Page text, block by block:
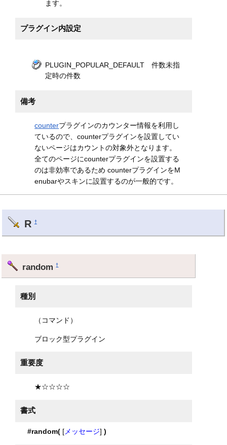
ます。
プラグイン内設定
PLUGIN_POPULAR_DEFAULT 件数未指
定時の件数
備考
counterプラグインのカウンター情報を利用し
ているので、counterプラグインを設置してい
ないページはカウントの対象外となります。
全てのページにcounterプラグインを設置する
のは非効率であるため counterプラグインをM
enubarやスキンに設置するのが一般的です。
R †
random†
種別
（コマンド）
ブロック型プラグイン
重要度
★☆☆☆☆
書式
#random([メッセージ] )